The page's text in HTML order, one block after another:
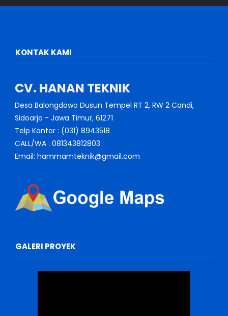
KONTAK KAMI
CV. HANAN TEKNIK
Desa Balongdowo Dusun Tempel RT 2, RW 2 Candi,
Sidoarjo - Jawa Timur, 61271
Telp Kantor : (031) 8943518
CALL/WA : 081343812803
Email: hammamteknik@gmail.com
GALERI PROYEK